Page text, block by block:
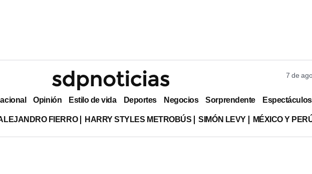
7 de
Opinión Estilo de vida Deportes Negocios Sorprendente Espectáculos
FIERRO HARRY STYLES METROBÚS SIMÓN LEVY MÉXICO Y